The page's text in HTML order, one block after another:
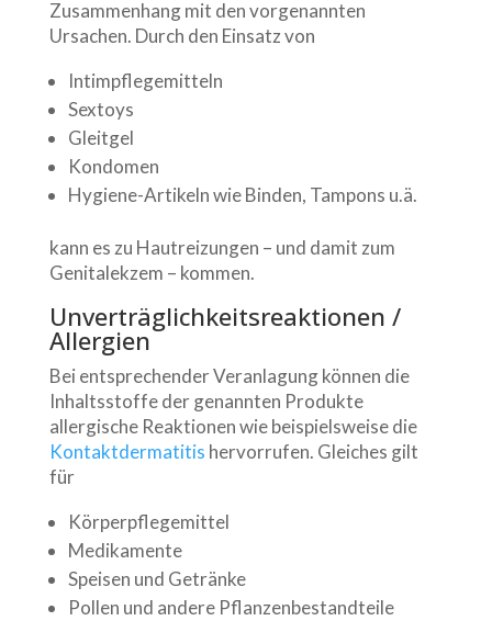
Zusammenhang mit den vorgenannten
Ursachen. Durch den Einsatz von
Intimpflegemitteln
Sextoys
Gleitgel
Kondomen
Hygiene-Artikeln wie Binden, Tampons u.ä.
kann es zu Hautreizungen – und damit zum
Genitalekzem – kommen.
Unverträglichkeitsreaktionen /
Allergien
Bei entsprechender Veranlagung können die
Inhaltsstoffe der genannten Produkte
allergische Reaktionen wie beispielsweise die
Kontaktdermatitis hervorrufen. Gleiches gilt
für
Körperpflegemittel
Medikamente
Speisen und Getränke
Pollen und andere Pflanzenbestandteile